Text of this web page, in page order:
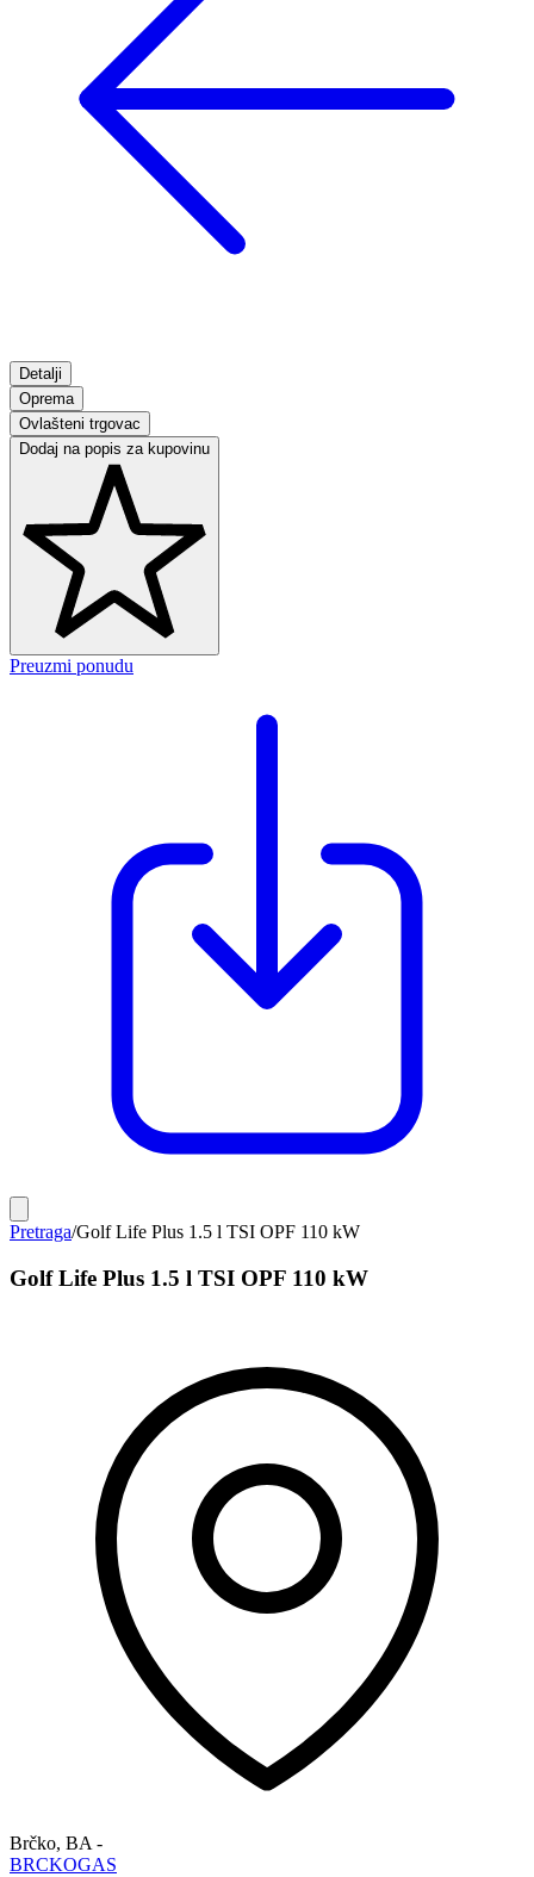
Detalji
Oprema
Ovlašteni trgovac
Dodaj na popis za kupovinu
Preuzmi ponudu
Pretraga/Golf Life Plus 1.5 l TSI OPF 110 kW
Golf Life Plus 1.5 l TSI OPF 110 kW
Brčko, BA-
BRCKOGAS